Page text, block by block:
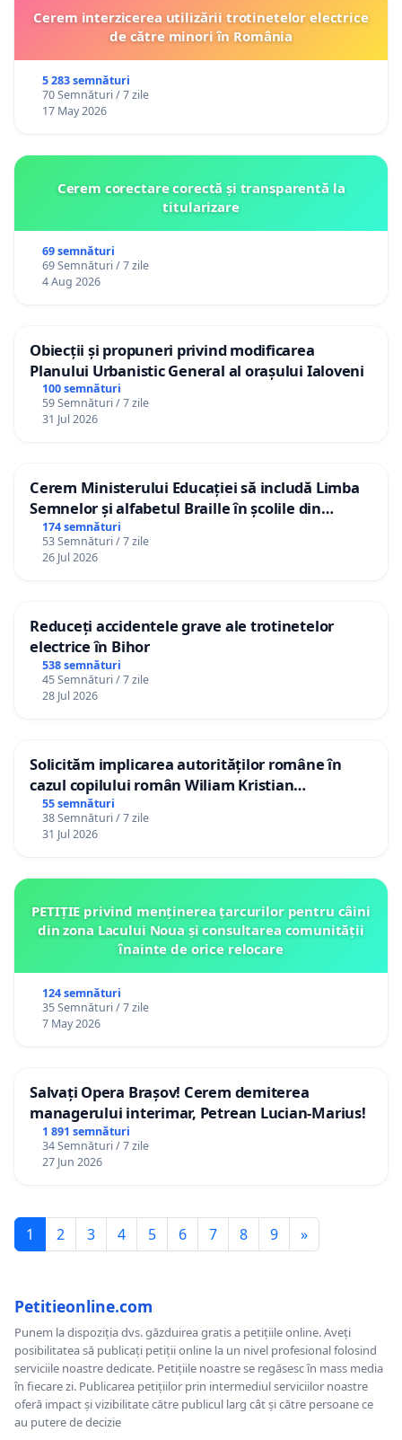
Cerem interzicerea utilizării trotinetelor electrice
de către minori în România
5 283 semnături
70 Semnături / 7 zile
17 May 2026
Cerem corectare corectă și transparentă la
titularizare
69 semnături
69 Semnături / 7 zile
4 Aug 2026
Obiecții și propuneri privind modificarea
Planului Urbanistic General al orașului Ialoveni
100 semnături
59 Semnături / 7 zile
31 Jul 2026
Cerem Ministerului Educației să includă Limba
Semnelor și alfabetul Braille în școlile din
Republica Moldova!
174 semnături
53 Semnături / 7 zile
26 Jul 2026
Reduceți accidentele grave ale trotinetelor
electrice în Bihor
538 semnături
45 Semnături / 7 zile
28 Jul 2026
Solicităm implicarea autorităților române în
cazul copilului român Wiliam Kristian
Gheorghe, aflat în plasament în Danemarca de
12 ani
55 semnături
38 Semnături / 7 zile
31 Jul 2026
PETIȚIE privind menținerea țarcurilor pentru câini
din zona Lacului Noua și consultarea comunității
înainte de orice relocare
124 semnături
35 Semnături / 7 zile
7 May 2026
Salvați Opera Brașov! Cerem demiterea
managerului interimar, Petrean Lucian-Marius!
1 891 semnături
34 Semnături / 7 zile
27 Jun 2026
1 2 3 4 5 6 7 8 9 »
Petitieonline.com
Punem la dispoziția dvs. găzduirea gratis a petițiile online. Aveți
posibilitatea să publicați petiții online la un nivel profesional folosind
serviciile noastre dedicate. Petițiile noastre se regăsesc în mass media
în fiecare zi. Publicarea petițiilor prin intermediul serviciilor noastre
oferă impact și vizibilitate către publicul larg cât și către persoane ce
au putere de decizie